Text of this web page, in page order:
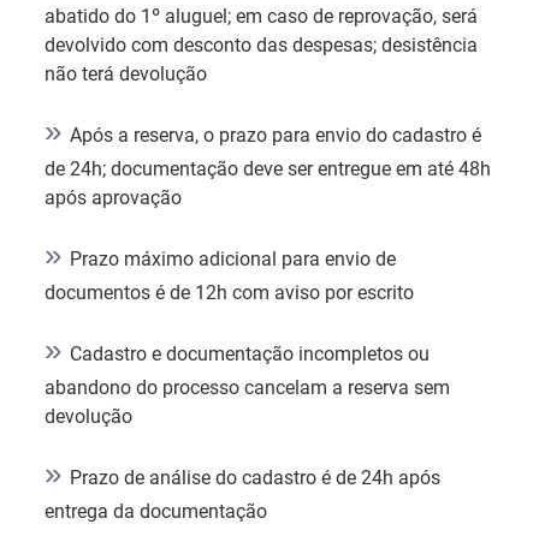
abatido do 1º aluguel; em caso de reprovação, será
devolvido com desconto das despesas; desistência
não terá devolução
»Após a reserva, o prazo para envio do cadastro é
de 24h; documentação deve ser entregue em até 48h
após aprovação
» Prazo máximo adicional para envio de
documentos é de 12h com aviso por escrito
» Cadastro e documentação incompletos ou
abandono do processo cancelam a reserva sem
devolução
» Prazo de análise do cadastro é de 24h após
entrega da documentação